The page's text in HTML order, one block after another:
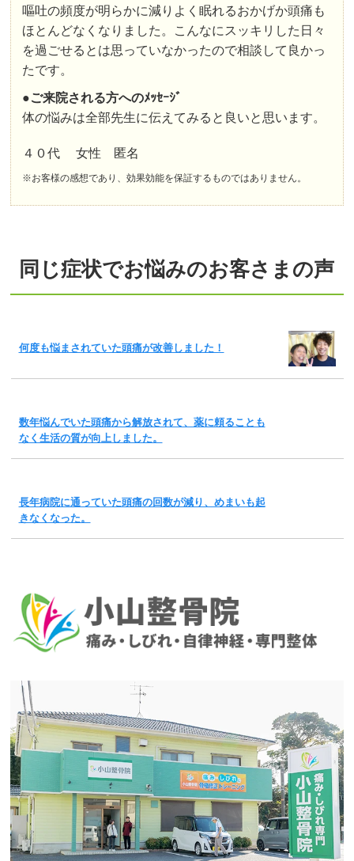
嘔吐の頻度が明らかに減りよく眠れるおかげか頭痛も
ほとんどなくなりました。こんなにスッキリした日々
を過ごせるとは思っていなかったので相談して良かっ
たです。
●ご来院される方へのﾒｯｾｰｼﾞ
体の悩みは全部先生に伝えてみると良いと思います。
４０代 女性 匿名
※お客様の感想であり、効果効能を保証するものではありません。
同じ症状でお悩みのお客さまの声
何度も悩まされていた頭痛が改善しました！
数年悩んでいた頭痛から解放されて、薬に頼ることも
なく生活の質が向上しました。
長年病院に通っていた頭痛の回数が減り、めまいも起
きなくなった。